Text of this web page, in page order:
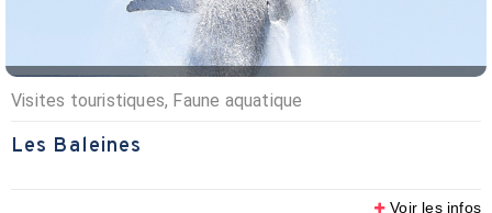
Visites touristiques, Faune aquatique
Les Baleines
Voir les infos